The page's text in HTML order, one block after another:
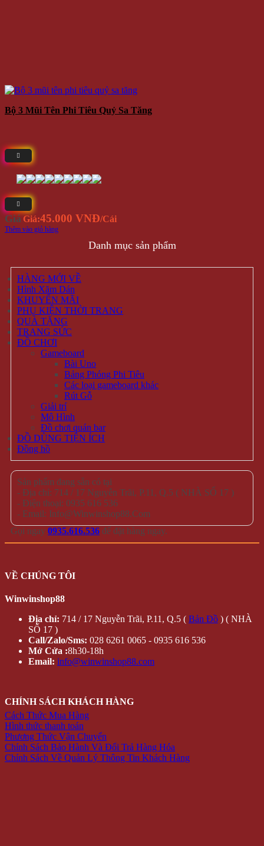
Bộ 3 Mũi Tên Phi Tiêu Quỷ Sa Tăng
Giá Giá:45.000 VNĐ/Cái
Thêm vào giỏ hàng
Danh mục sản phẩm
HÀNG MỚI VỀ
Hình Xăm Dán
KHUYẾN MÃI
PHỤ KIỆN THỜI TRANG
QUÀ TẶNG
TRANG SỨC
ĐỒ CHƠI
Gameboard
Bài Uno
Bảng Phóng Phi Tiêu
Các loại gameboard khác
Rút Gỗ
Giải trí
Mô Hình
Đồ chơi quán bar
ĐỒ DÙNG TIỆN ÍCH
Đồng hồ
Sản phẩm đang sẵn có tại
- Địa chỉ: 714 / 17 Nguyễn Trãi, P.11, Q.5 ( NHÀ SỐ 17 )
- Điện thoại: 0935 616 536
- Email: Info@Winwinshop88.Com
Gọi ngay 0935.616.536 để đặt hàng ngay.
VỀ CHÚNG TÔI
Winwinshop88
Địa chỉ: 714 / 17 Nguyễn Trãi, P.11, Q.5 ( Bản Đồ ) ( NHÀ
SỐ 17 )
Call/Zalo/Sms: 028 6261 0065 - 0935 616 536
Mở Cửa :8h30-18h
Email: info@winwinshop88.com
CHÍNH SÁCH KHÁCH HÀNG
Cách Thức Mua Hàng
Hình thức thanh toán
Phương Thức Vận Chuyển
Chính Sách Bảo Hành Và Đổi Trả Hàng Hóa
Chính Sách Về Quản Lý Thông Tin Khách Hàng